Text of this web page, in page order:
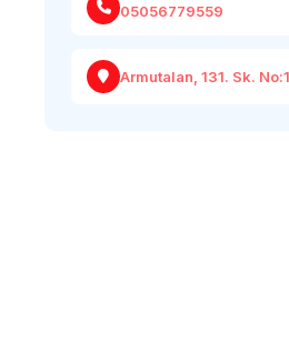
05056779559
Armutalan, 131. Sk.